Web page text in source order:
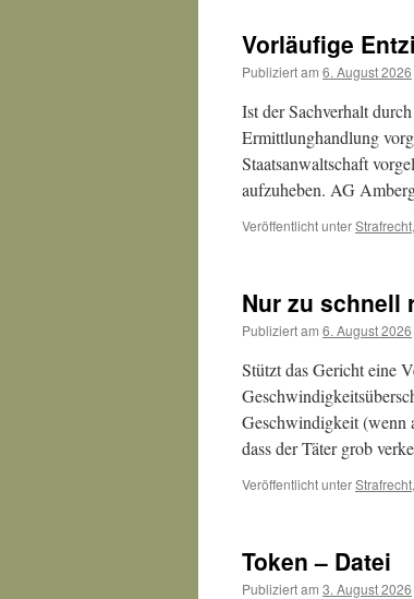
Vorläufige
Publiziert am 6. August 2026
Ist der Sachverhalt
Ermittlunghandlung
Staatsanwaltschaft
aufzuheben. AG
Veröffentlicht unterStrafrecht,
Nur zu schnell
Publiziert am 6. August 2026
Stützt das Gericht eine
Geschwindigkeit (wenn
dass der Täter grob
Veröffentlicht unterStrafrecht,
Token – Datei
Publiziert am 3. August 2026